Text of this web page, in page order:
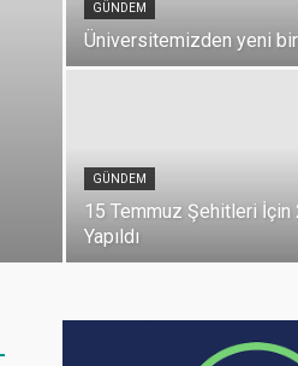
GÜNDEM
Üniversitemizden yeni
GÜNDEM
15 Temmuz Şehitleri İçin
Yapıldı